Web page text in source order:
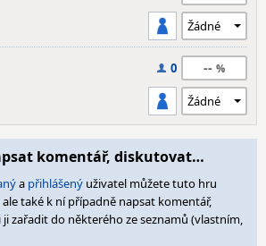
0 --
komentář, diskutovat…
a přihlášený uživatel můžete tuto hru
také k ní případně napsat komentář,
zařadit do některého ze seznamů (vlastním,